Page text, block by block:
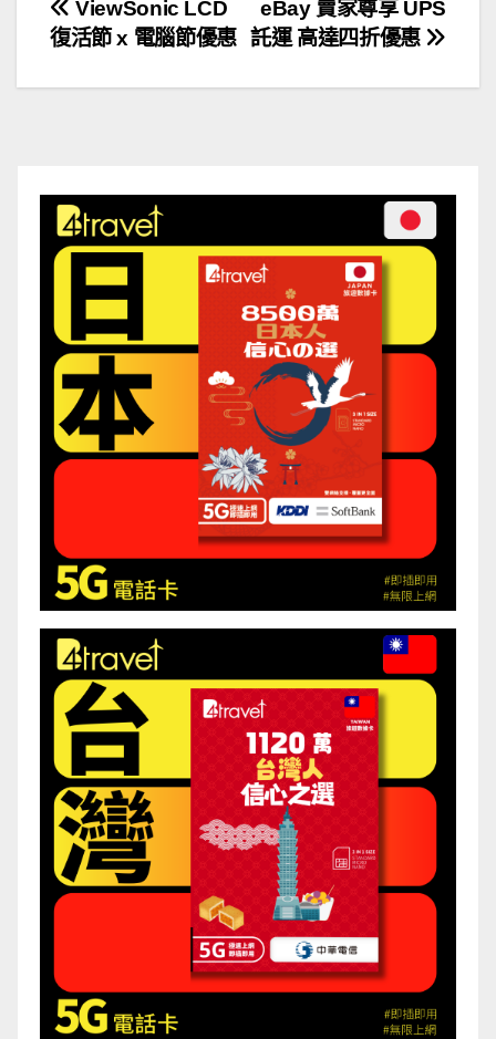
文
章
eBay 賣家尊享 UPS
託運 高達四折優惠
ViewSonic LCD
復活節 x 電腦節優惠